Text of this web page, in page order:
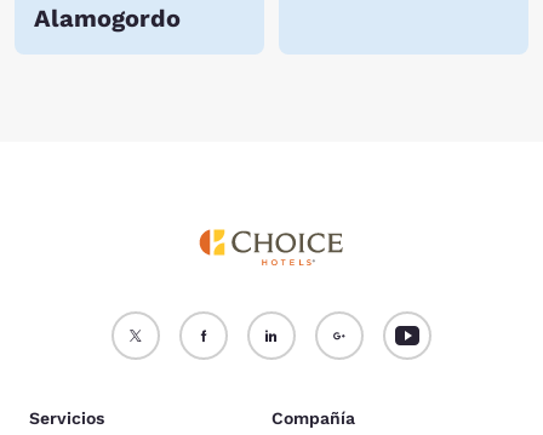
Alamogordo
Servicios Compañía